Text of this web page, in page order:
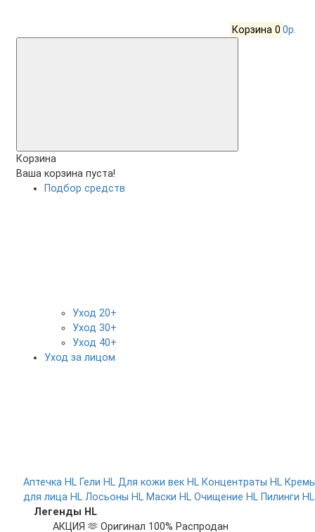
Корзина 0 0р.
Корзина
Ваша корзина пуста!
Подбор средств
Уход 20+
Уход 30+
Уход 40+
Уход за лицом
Аптечка HL Гели HL Для кожи век HL Концентраты HL
для лица HL Лосьоны HL Маски HL Очищение HL Пилинги HL
Легенды HL
АКЦИЯ 🫶 Оригинал 100% Распродан